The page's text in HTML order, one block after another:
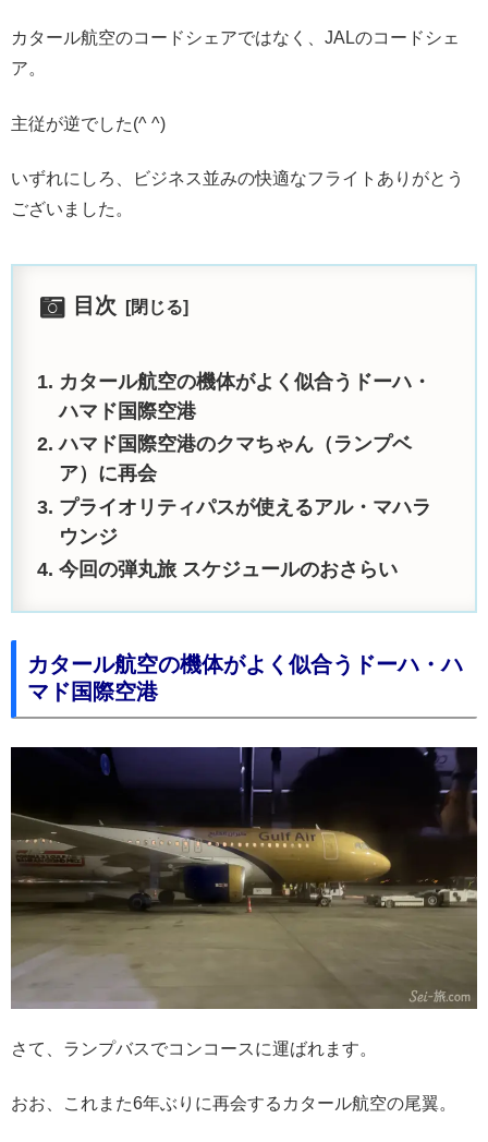
カタール航空のコードシェアではなく、JALのコードシェ
ア。
主従が逆でした(^ ^)
いずれにしろ、ビジネス並みの快適なフライトありがとう
ございました。
目次
カタール航空の機体がよく似合うドーハ・
ハマド国際空港
ハマド国際空港のクマちゃん（ランプベ
ア）に再会
プライオリティパスが使えるアル・マハラ
ウンジ
今回の弾丸旅 スケジュールのおさらい
カタール航空の機体がよく似合うドーハ・ハ
マド国際空港
さて、ランプバスでコンコースに運ばれます。
おお、これまた6年ぶりに再会するカタール航空の尾翼。